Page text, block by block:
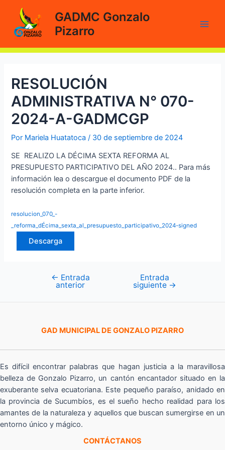
contenido
GADMC Gonzalo
Pizarro
RESOLUCIÓN
ADMINISTRATIVA N° 070-
2024-A-GADMCGP
Por Mariela Huatatoca/ 30 de septiembre de 2024
SE REALIZO LA DÉCIMA SEXTA REFORMA AL
PRESUPUESTO PARTICIPATIVO DEL AÑO 2024.. Para más
información lea o descargue el documento PDF de la
resolución completa en la parte inferior.
resolucion_070_-
_reforma_dÉcima_sexta_al_presupuesto_participativo_2024-signed
Descarga
Navegación
← Entrada
anterior
Entrada
siguiente →
GAD MUNICIPAL DE GONZALO PIZARRO
Es difícil encontrar palabras que hagan justicia a la maravillosa
belleza de Gonzalo Pizarro, un cantón encantador situado en la
exuberante selva ecuatoriana. Este pequeño paraíso, anidado en
la provincia de Sucumbíos, es el sueño hecho realidad para los
amantes de la naturaleza y aquellos que buscan sumergirse en un
entorno único y mágico.
CONTÁCTANOS